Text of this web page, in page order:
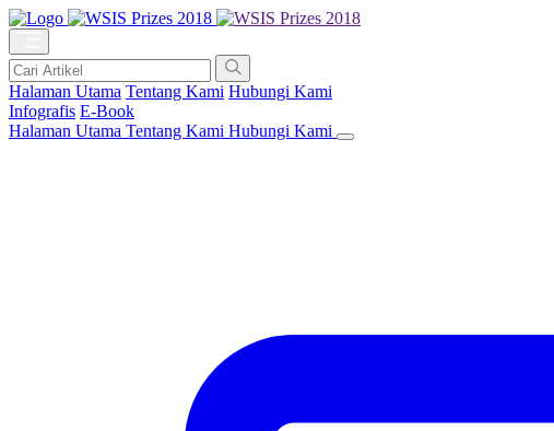
Halaman Utama Tentang Kami Hubungi Kami
Infografis E-Book
Halaman Utama Tentang Kami Hubungi Kami